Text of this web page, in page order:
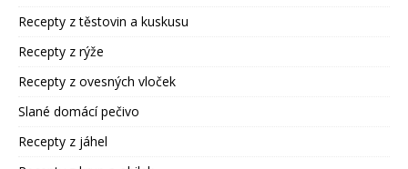
Recepty z těstovin a kuskusu
Recepty z rýže
Recepty z ovesných vloček
Slané domácí pečivo
Recepty z jáhel